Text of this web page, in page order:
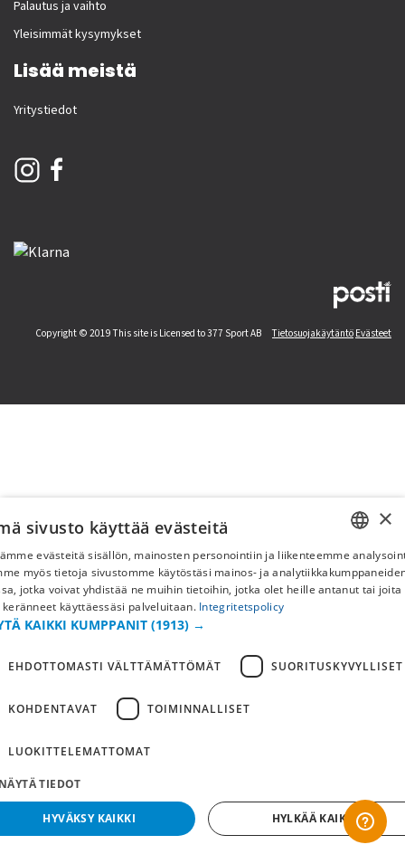
Palautus ja vaihto
Yleisimmät kysymykset
Lisää meistä
Yritystiedot
Copyright © 2019 This site is Licensed to 377 Sport AB Tietosuojakäytäntö Evästeet
FI
×
sivusto käyttää evästeitä
evästeitä sisällön, mainosten personointiin ja liikenteemme
myös tietoja sivustomme käytöstäsi mainos- ja
jotka voivat yhdistää ne muihin tietoihin, jotka olet heille antanut tai joita
keränneet käyttäessäsi palveluitaan. Integritetspolicy
KAIKKI KUMPPANIT (1913) →
EHDOTTOMASTI VÄLTTÄMÄTTÖMÄT SUORITUSKYVYLLISET
KOHDENTAVAT TOIMINNALLISET
LUOKITTELEMATTOMAT
TIEDOT
HYVÄKSY KAIKKI HYLKÄÄ KAIKKI